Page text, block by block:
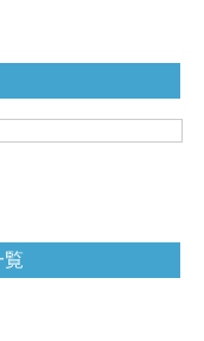
覧